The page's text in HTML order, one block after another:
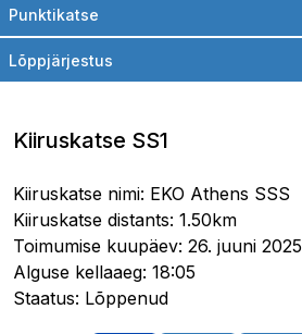
Punktikatse
Lõppjärjestus
Kiiruskatse SS1
Kiiruskatse nimi: EKO Athens SSS
Kiiruskatse distants: 1.50km
Toimumise kuupäev: 26. juuni 2025
Alguse kellaaeg: 18:05
Staatus: Lõppenud